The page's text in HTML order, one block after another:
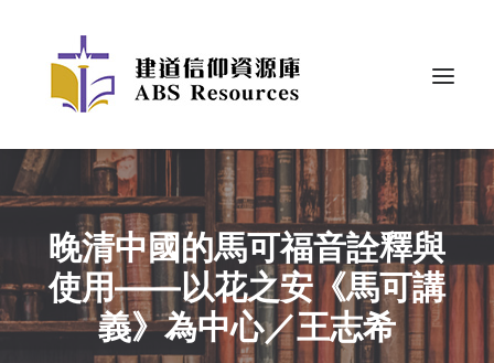
晚清中國的馬可福音詮釋與
使用——以花之安《馬可講
義》為中心／王志希